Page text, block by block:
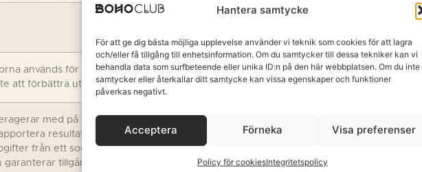
Hantera samtycke
För att ge dig bästa möjliga upplevelse använder vi teknik som cookies för att lagra
och/eller få tillgång till enhetsinformation. Om du samtycker till dessa tekniker kan vi
behandla data som surfbeteende eller unika ID:n på den här webbplatsen. Om du inte
samtycker eller återkallar ditt samtycke kan vissa egenskaper och funktioner
påverkas negativt.
Acceptera Förneka Visa preferenser
Policy för cookiesIntegritetspolicy
används för att för att utarbeta navigeringsfiler och för att kunna känna till
att förbättra utbudet av produkter och tjänster.
med på vår webb använder cookies i sina botar för att dela med sig. Vi har
resultat, utan ansvaret ligger hos varje socialt nätverk. När användaren
från ett socialt nätverk, tillåter det sociala nätverket att lagra en permanent cookie
tillgång till tjänsten tills den löper ut. Användaren kan borra denna cookie